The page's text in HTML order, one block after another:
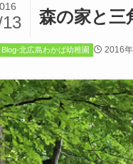
森の家と三
Blog-北広島わかば幼稚園 2016